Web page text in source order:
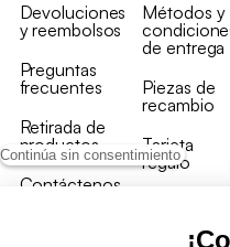
Continúa sin consentimiento
Devoluciones
y reembolsos
Preguntas
frecuentes
Retirada de
productos
Contáctenos
Métodos y
de entrega
Piezas de
recambio
Tarjeta
regalo